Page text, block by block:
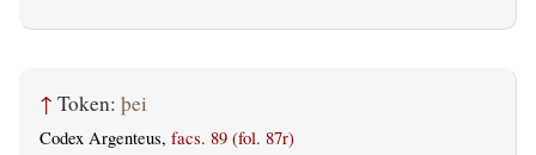
↑ Token: þei
Codex Argenteus, facs. 89 (fol. 87r)